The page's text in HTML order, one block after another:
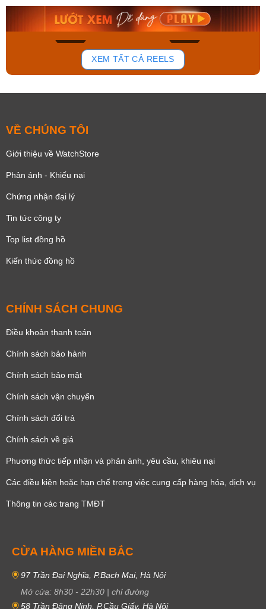
194
Mua ngay Mua ngay
XEM TẤT CẢ REELS
VỀ CHÚNG TÔI
Giới thiệu về WatchStore
Phản ánh - Khiếu nại
Chứng nhận đại lý
Tin tức công ty
Top list đồng hồ
Kiến thức đồng hồ
CHÍNH SÁCH CHUNG
Điều khoản thanh toán
Chính sách bảo hành
Chính sách bảo mật
Chính sách vận chuyển
Chính sách đổi trả
Chính sách về giá
Phương thức tiếp nhận và phản ánh, yêu cầu, khiêu nại
Các điều kiện hoặc hạn chế trong việc cung cấp hàng hóa, dịch vụ
Thông tin các trang TMĐT
CỬA HÀNG MIỀN BẮC
97 Trần Đại Nghĩa, P.Bạch Mai, Hà Nội
Mở cửa: 8h30 - 22h30 | chỉ đường
58 Trần Đăng Ninh, P.Cầu Giấy, Hà Nội